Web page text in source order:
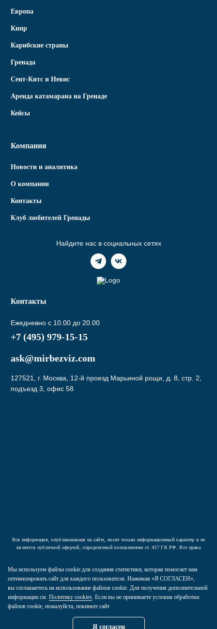
Европа
Кипр
Карибские страны
Гренада
Сент-Китс и Невис
Аренда катамарана на Гренаде
Кейсы
Компания
Новости и аналитика
О компании
Контакты
Клуб любителей Гренады
Найдите нас в социальных сетях
Контакты
Ежедневно с 10.00 до 20.00
+7 (495) 979-15-15
ask@mirbezviz.com
127521, г. Москва, 12-й проезд Марьиной рощи, д. 8, стр. 2,
подъезд 3, офис 58
Вся информация, опубликованная на сайте, носит только информационный характер и не
является публичной офертой, определяемой положениями ст. 437 ГК РФ. Все права
2026 © ООО «Компания Аркада». Все права защищены.
Политика конфиденциальности
Пользовательское соглашение
Мы используем файлы cookie для создания статистики, которая помогает нам
оптимизировать сайт для каждого пользователя. Нажимая «Я СОГЛАСЕН»,
вы соглашаетесь на использование файлов cookie. Для получения дополнительной
информации см. Политику cookies. Если вы не принимаете условия обработки
файлов cookie, пожалуйста, покиньте сайт
Я согласен